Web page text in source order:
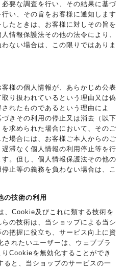
要な調査を行い、その結果に基づ
い、その旨をお客様に通知します
したときは、お客様に対しその旨を
情報保護法その他の法令により、
ない場合は、この限りではありま
様の個人情報が、あらかじめ公表
り扱われているという理由又は偽
れたものであるという理由によ
きその利用の停止又は消去（以下
を求められた場合において、そのご
場合には、お客様ご本人からのご
滞なく個人情報の利用停止等を行
。但し、個人情報保護法その他の
止等の義務を負わない場合は、こ
技術の利用
、Cookie及びこれに類する技術を
の技術は、当ショップによる当シ
把握に役立ち、サービス向上に資
れたいユーザーは、ウェブブラ
Cookieを無効化することができ
ると、当ショップのサービスの一